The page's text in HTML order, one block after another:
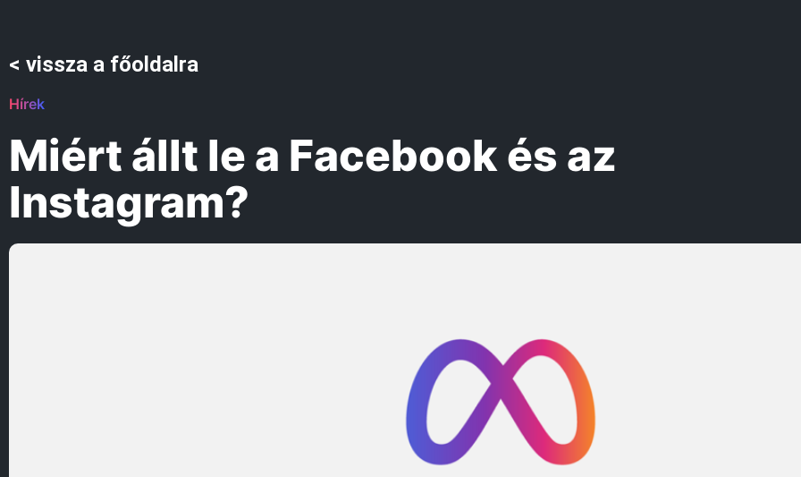
< vissza a főoldalra
Hírek
Miért állt le a Facebook és az
Instagram?